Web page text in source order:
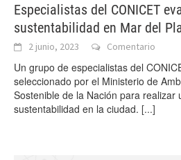
Especialistas del CONICET
sustentabilidad en Mar del
2 junio, 2023 Comentario
Un grupo de especialistas del
seleccionado por el Ministerio de
Sostenible de la Nación para realizar
sustentabilidad en la ciudad. [...]